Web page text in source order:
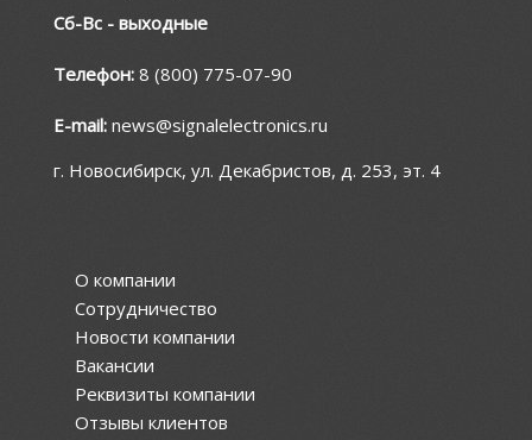
Сб-Вс - выходные
Телефон: 8 (800) 775-07-90
E-mail: news@signalelectronics.ru
г. Новосибирск, ул. Декабристов, д. 253, эт. 4
О компании
Сотрудничество
Новости компании
Вакансии
Реквизиты компании
Отзывы клиентов